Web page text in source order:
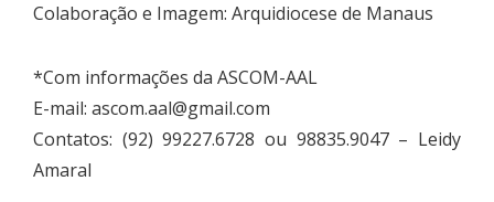
Colaboração e Imagem: Arquidiocese de Manaus
*Com informações da ASCOM-AAL
E-mail: ascom.aal@gmail.com
Contatos: (92) 99227.6728 ou 98835.9047 – Leidy
Amaral